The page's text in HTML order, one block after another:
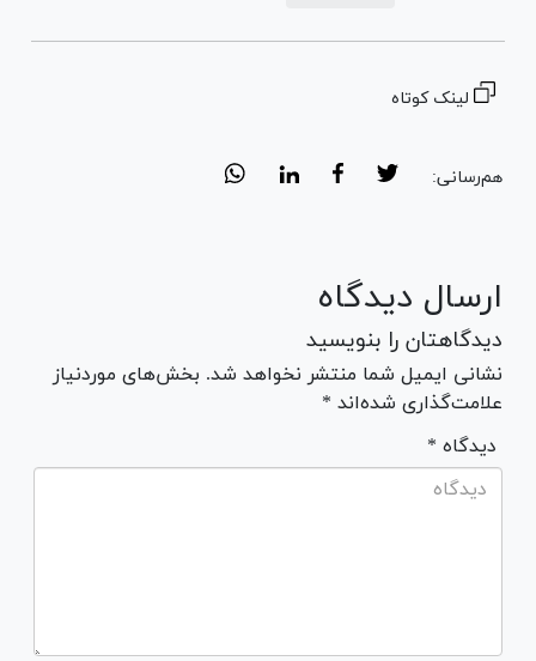
لینک کوتاه
هم‌رسانی:
ارسال دیدگاه
دیدگاهتان را بنویسید
نشانی ایمیل شما منتشر نخواهد شد. بخش‌های موردنیاز
علامت‌گذاری شده‌اند *
* دیدگاه